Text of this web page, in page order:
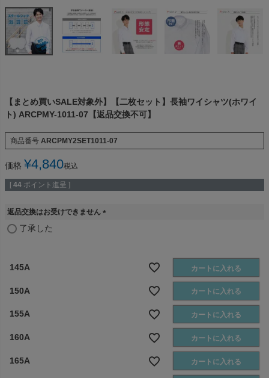
【まとめ買いSALE対象外】【二枚セット】長袖ワイシャツ(ホワイ
ト) ARCPMY-1011-07【返品交換不可】
商品番号 ARCPMY2SET1011-07
価格 ¥4,840税込
[ 44 ポイント進呈 ]
返品交換はお受けできません
了承した
145A カートに入れる
150A カートに入れる
155A カートに入れる
160A カートに入れる
165A カートに入れる